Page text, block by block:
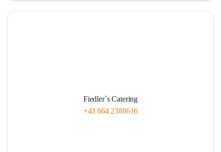
Fiedler´s Catering
+43 664 2388616